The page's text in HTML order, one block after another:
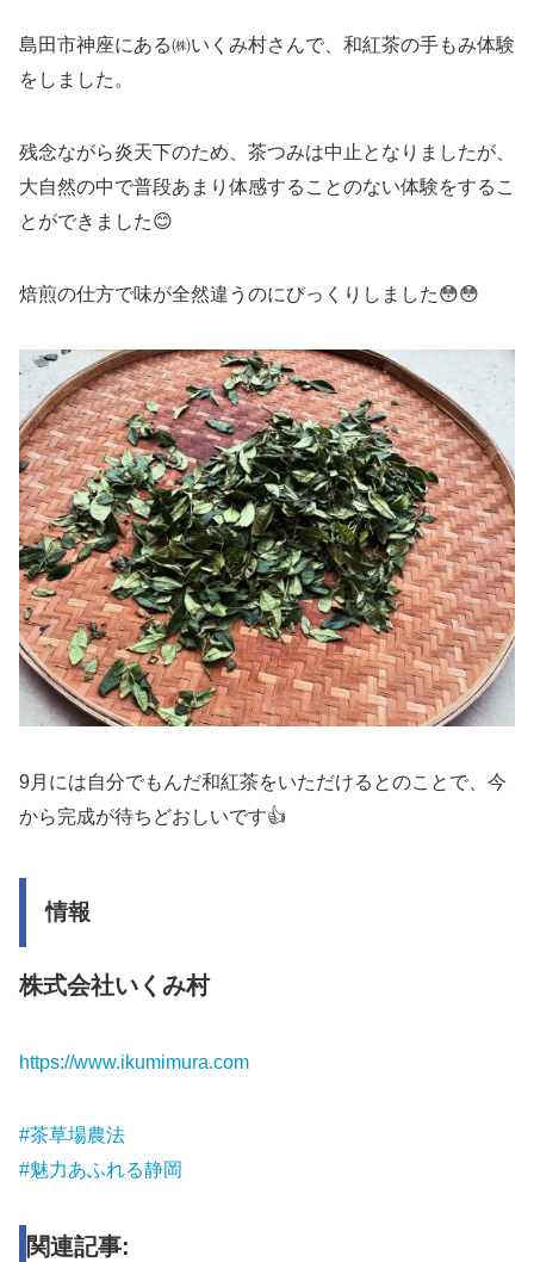
島田市神座にある㈱いくみ村さんで、和紅茶の手もみ体験
をしました。
残念ながら炎天下のため、茶つみは中止となりましたが、
大自然の中で普段あまり体感することのない体験をするこ
とができました😊
焙煎の仕方で味が全然違うのにびっくりしました😳😳
9月には自分でもんだ和紅茶をいただけるとのことで、今
から完成が待ちどおしいです👍
情報
株式会社いくみ村
https://www.ikumimura.com
#茶草場農法
#魅力あふれる静岡
関連記事: